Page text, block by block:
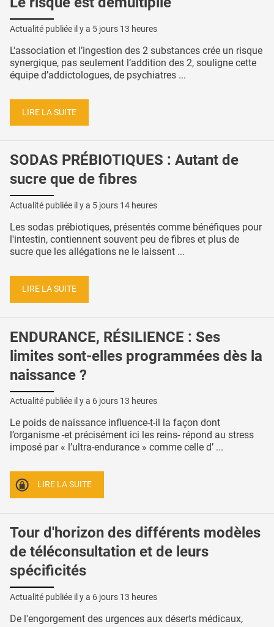
Actualité publiée il y a 5 jours 13 heures
L'association et l’ingestion des 2 substances crée un risque
synergique, pas seulement l’addition des 2, souligne cette
équipe d’addictologues, de psychiatres ...
LIRE LA SUITE
SODAS PRÉBIOTIQUES : Autant de
sucre que de fibres
Actualité publiée il y a 5 jours 14 heures
Les sodas prébiotiques, présentés comme bénéfiques pour
l'intestin, contiennent souvent peu de fibres et plus de
sucre que les allégations ne le laissent ...
LIRE LA SUITE
ENDURANCE, RÉSILIENCE : Ses
limites sont-elles programmées dès la
naissance ?
Actualité publiée il y a 6 jours 13 heures
Le poids de naissance influence-t-il la façon dont
l’organisme -et précisément ici les reins- répond au stress
imposé par « l’ultra-endurance » comme celle d’ ...
LIRE LA SUITE
Tour d'horizon des différents modèles
de téléconsultation et de leurs
spécificités
Actualité publiée il y a 6 jours 13 heures
De l'engorgement des urgences aux déserts médicaux,